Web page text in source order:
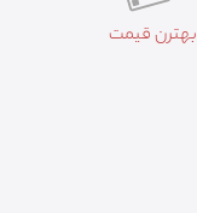
بهترن قیمت